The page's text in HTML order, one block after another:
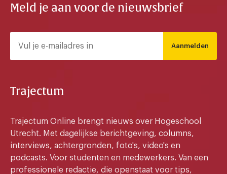
Meld je aan voor de nieuwsbrief
Aanmelden
Trajectum
Trajectum Online brengt nieuws over Hogeschool
Utrecht. Met dagelijkse berichtgeving, columns,
interviews, achtergronden, foto's, video's en
podcasts. Voor studenten en medewerkers. Van een
professionele redactie, die openstaat voor tips,